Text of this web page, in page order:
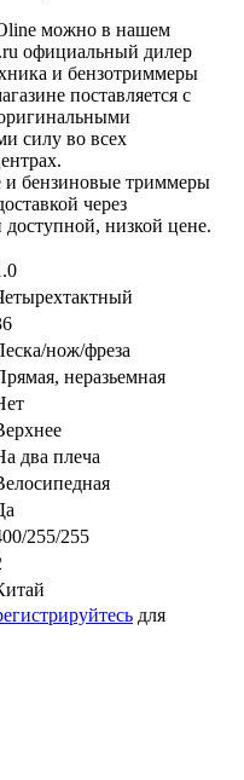
можно в нашем
официальный дилер
и бензотриммеры
поставляется с
силу во всех
и бензиновые триммеры
через
низкой цене.
нож/фреза
неразьемная
два плеча
255/255
для